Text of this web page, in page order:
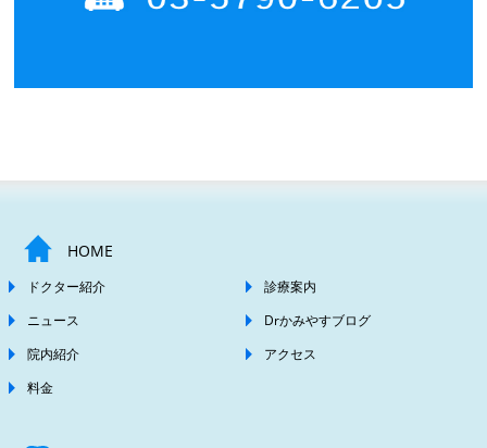
HOME
ドクター紹介
診療案内
ニュース
Drかみやすブログ
院内紹介
アクセス
料金